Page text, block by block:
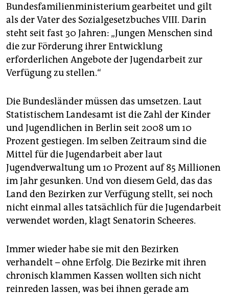
Bundesfamilienministerium gearbeitet und gilt
als der Vater des Sozialgesetzbuches VIII. Darin
steht seit fast 30 Jahren: „Jungen Menschen sind
die zur Förderung ihrer Entwicklung
erforderlichen Angebote der Jugendarbeit zur
Verfügung zu stellen.“
Die Bundesländer müssen das umsetzen. Laut
Statistischem Landesamt ist die Zahl der Kinder
und Jugendlichen in Berlin seit 2008 um 10
Prozent gestiegen. Im selben Zeitraum sind die
Mittel für die Jugendarbeit aber laut
Jugendverwaltung um 10 Prozent auf 85 Millionen
im Jahr gesunken. Und von diesem Geld, das das
Land den Bezirken zur Verfügung stellt, sei noch
nicht einmal alles tatsächlich für die Jugendarbeit
verwendet worden, klagt Senatorin Scheeres.
Immer wieder habe sie mit den Bezirken
verhandelt – ohne Erfolg. Die Bezirke mit ihren
chronisch klammen Kassen wollten sich nicht
reinreden lassen, was bei ihnen gerade am